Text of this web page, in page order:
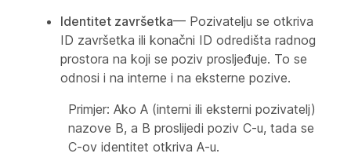
Identitet završetka— Pozivatelju se otkriva
ID završetka ili konačni ID odredišta radnog
prostora na koji se poziv prosljeđuje. To se
odnosi i na interne i na eksterne pozive.
Primjer: Ako A (interni ili eksterni pozivatelj)
nazove B, a B proslijedi poziv C-u, tada se
C-ov identitet otkriva A-u.